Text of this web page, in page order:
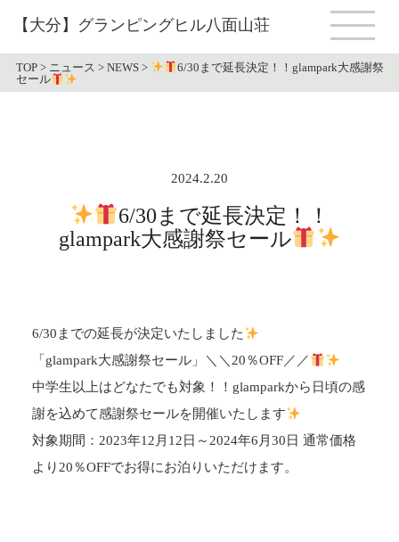
【大分】グランピングヒル八面山荘
TOP > ニュース >NEWS >
6/30まで延長決定！！glampark大感謝祭
セール
2024.2.20
6/30まで延長決定！！
glampark大感謝祭セール
6/30までの延長が決定いたしました
「glampark大感謝祭セール」＼＼20％OFF／／
中学生以上はどなたでも対象！！glamparkから日頃の感
謝を込めて感謝祭セールを開催いたします
対象期間：2023年12月12日～2024年6月30日 通常価格
より20％OFFでお得にお泊りいただけます。